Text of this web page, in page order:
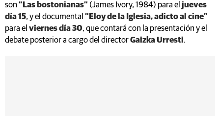
son “Las bostonianas” (James Ivory, 1984) para el jueves
día 15, y el documental “Eloy de la Iglesia, adicto al cine”
para el viernes día 30, que contará con la presentación y el
debate posterior a cargo del directorGaizka Urresti.